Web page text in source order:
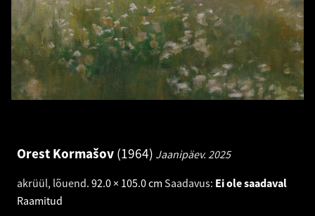
Orest Kormašov 1964 Jaanipäev. 2025
akrüül, lõuend. 92.0 × 105.0 cm Saadavus: Ei ole saadaval
Raamitud